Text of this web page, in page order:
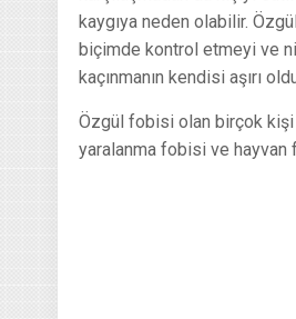
kaygıya neden olabilir.
biçimde kontrol etmeyi ve
kaçınmanın kendisi aşırı
Özgül fobisi olan birçok
yaralanma fobisi ve hayvan